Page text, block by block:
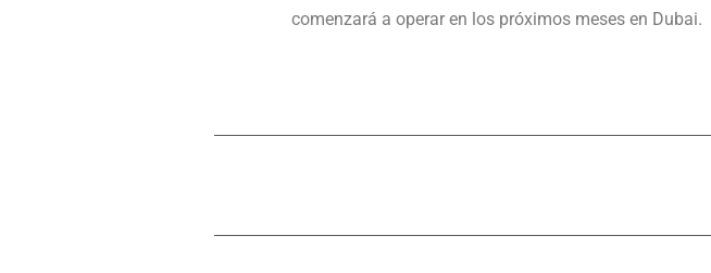
comenzará a operar en los próximos meses en Dubai.